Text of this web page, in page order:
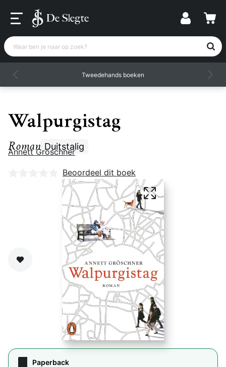
Waar ben je naar op zoek?
Tweedehands boeken
Walpurgistag
Roman Duitstalig
Annett Gröschner
Nog geen beoordelingen
Beoordeel dit boek
Zet op verlanglijst
Paperback